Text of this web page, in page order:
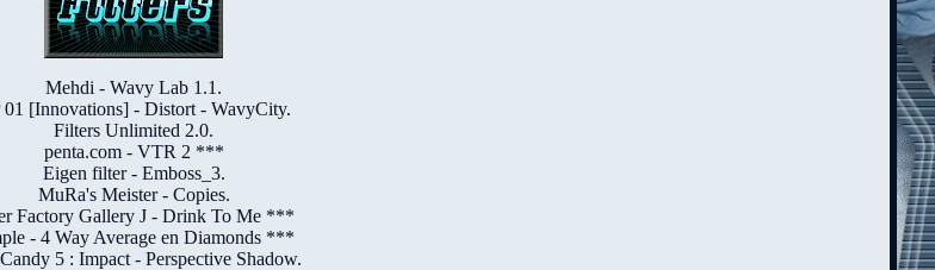
Mehdi - Wavy Lab 1.1.
01 [Innovations] - Distort - WavyCity.
Filters Unlimited 2.0.
penta.com - VTR 2 ***
Eigen filter - Emboss_3.
MuRa's Meister - Copies.
Factory Gallery J - Drink To Me ***
- 4 Way Average en Diamonds ***
5 : Impact - Perspective Shadow.